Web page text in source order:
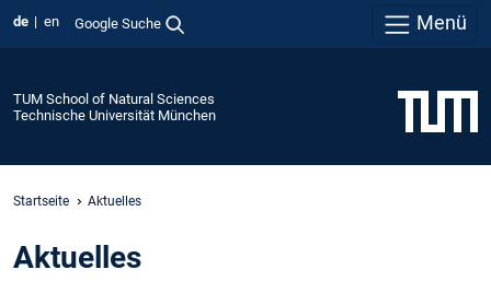
de en Google Suche Menü
TUM School of Natural Sciences
Technische Universität München
Startseite Aktuelles
Aktuelles